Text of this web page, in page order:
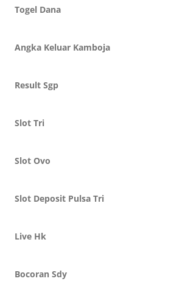
Togel Dana
Angka Keluar Kamboja
Result Sgp
Slot Tri
Slot Ovo
Slot Deposit Pulsa Tri
Live Hk
Bocoran Sdy